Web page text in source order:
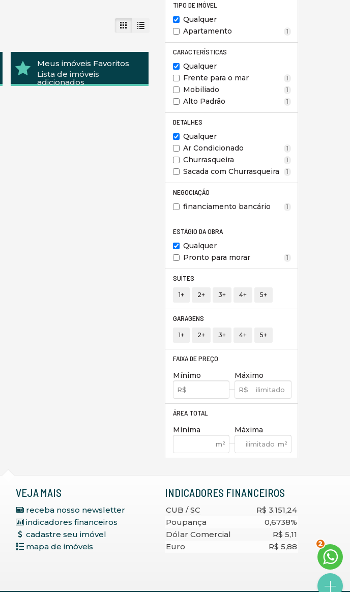
TIPO DE IMÓVEL
Qualquer
Apartamento
1
CARACTERÍSTICAS
Qualquer
Frente para o mar
1
Mobiliado 1
Alto Padrão 1
DETALHES
Qualquer
Ar Condicionado
1
Churrasqueira 1
Sacada com Churrasqueira 1
NEGOCIAÇÃO
financiamento bancário 1
ESTÁGIO DA OBRA
Qualquer
Pronto para morar
1
SUÍTES
1+ 2+ 3+ 4+ 5+
GARAGENS
1+ 2+ 3+ 4+ 5+
FAIXA DE PREÇO
Mínimo Máximo
ÁREA TOTAL
Mínima Máxima
Meus imóveis Favoritos
Lista de imóveis
adicionados
VEJA MAIS
receba nosso newsletter
indicadores financeiros
cadastre seu imóvel
mapa de imóveis
INDICADORES FINANCEIROS
CUB /SC
R$ 3.151,24
Poupança
0,6738%
Dólar Comercial
R$ 5,11
Euro
R$ 5,88
2